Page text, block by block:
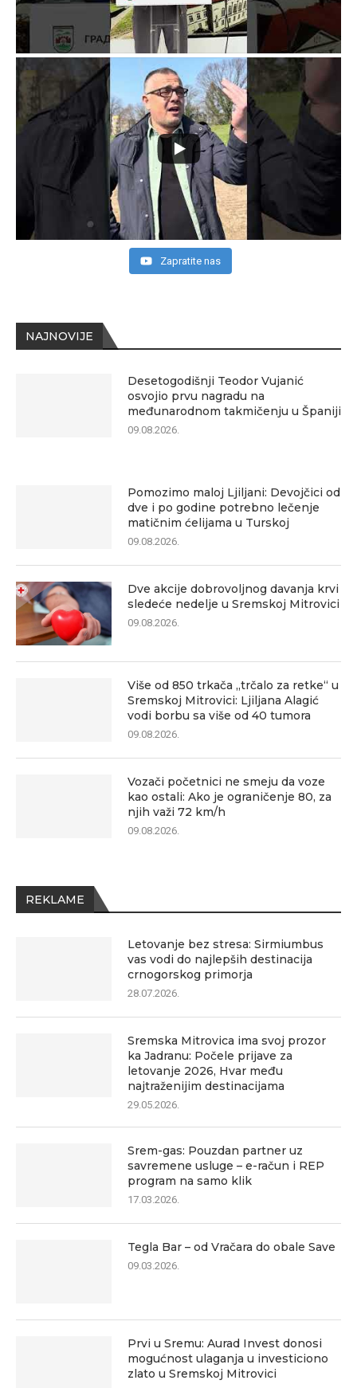
NAJNOVIJE
Desetogodišnji Teodor Vujanić
osvojio prvu nagradu na
međunarodnom takmičenju u Španiji
09.08.2026.
Pomozimo maloj Ljiljani: Devojčici od
dve i po godine potrebno lečenje
matičnim ćelijama u Turskoj
09.08.2026.
Dve akcije dobrovoljnog davanja krvi
sledeće nedelje u Sremskoj Mitrovici
09.08.2026.
Više od 850 trkača „trčalo za retke“ u
Sremskoj Mitrovici: Ljiljana Alagić
vodi borbu sa više od 40 tumora
09.08.2026.
Vozači početnici ne smeju da voze
kao ostali: Ako je ograničenje 80, za
njih važi 72 km/h
09.08.2026.
REKLAME
Letovanje bez stresa: Sirmiumbus
vas vodi do najlepših destinacija
crnogorskog primorja
28.07.2026.
Sremska Mitrovica ima svoj prozor
ka Jadranu: Počele prijave za
letovanje 2026, Hvar među
najtraženijim destinacijama
29.05.2026.
Srem-gas: Pouzdan partner uz
savremene usluge – e-račun i REP
program na samo klik
17.03.2026.
Tegla Bar – od Vračara do obale Save
09.03.2026.
Prvi u Sremu: Aurad Invest donosi
mogućnost ulaganja u investiciono
zlato u Sremskoj Mitrovici
Zapratite nas